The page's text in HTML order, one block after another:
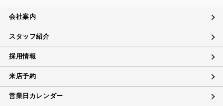
会社案内
スタッフ紹介
採用情報
来店予約
営業日カレンダー